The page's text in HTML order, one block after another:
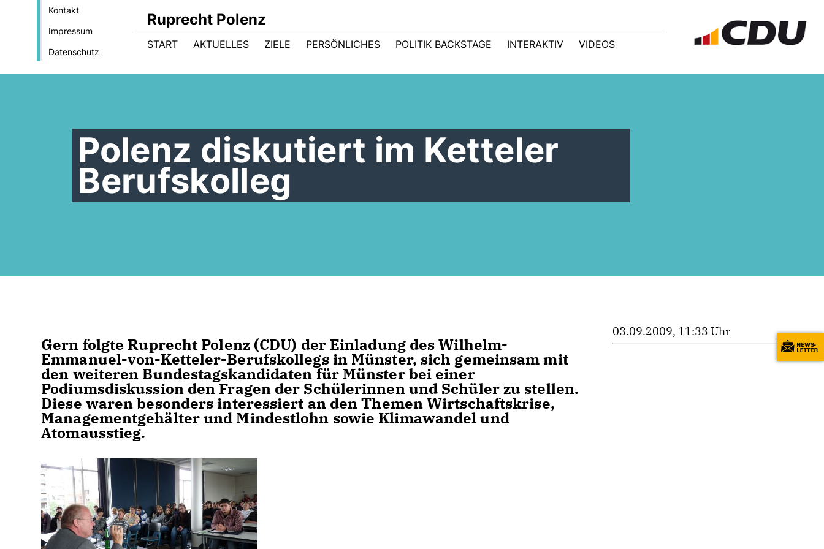
Kontakt
Impressum
Datenschutz
Ruprecht Polenz
START AKTUELLES ZIELE PERSÖNLICHES POLITIK BACKSTAGE INTERAKTIV VIDEOS
Polenz diskutiert im Ketteler
Berufskolleg
Gern folgte Ruprecht Polenz (CDU) der Einladung des Wilhelm-
Emmanuel-von-Ketteler-Berufskollegs in Münster, sich gemeinsam mit
den weiteren Bundestagskandidaten für Münster bei einer
Podiumsdiskussion den Fragen der Schülerinnen und Schüler zu stellen.
Diese waren besonders interessiert an den Themen Wirtschaftskrise,
Managementgehälter und Mindestlohn sowie Klimawandel und
Atomausstieg.
03.09.2009, 11:33 Uhr